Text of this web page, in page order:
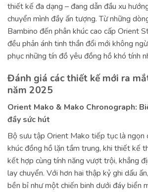
thiết kế đa dạng – đang dẫn đầu xu
chuyển mình đầy ấn tượng. Từ những
Bambino đến phân khúc cao cấp Orient
đều phản ánh tinh thần đổi mới không
phục những tín đồ yêu đồng hồ khó tính
Đánh giá các thiết kế mới ra
năm 2025
Orient Mako & Mako Chronograph:
đầy sức hút
Bộ sưu tập Orient Mako tiếp tục là ngọn
khúc đồng hồ lặn tầm trung, khi thiết kế
kết hợp cùng tính năng vượt trội, khẳng
lay chuyển. Với hơn hai thập kỷ ghi dấu
bền bỉ như một chiến binh dưới đáy biển